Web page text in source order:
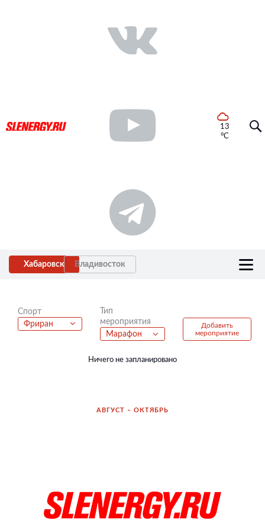
13
°C
Хабаровск Владивосток
Спорт
Фриран
Тип
мероприятия
Марафон
Добавить
мероприятие
Ничего не запланировано
АВГУСТ – ОКТЯБРЬ